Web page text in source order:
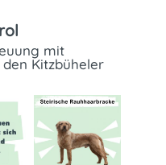
mit
Kitzbüheler